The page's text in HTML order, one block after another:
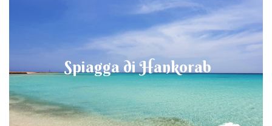
Spiagga di Hankorab